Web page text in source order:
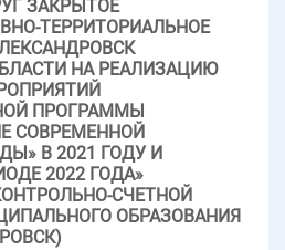
ЗАКРЫТОЕ
ТЕРРИТОРИАЛЬНОЕ
НА РЕАЛИЗАЦИЮ
ПРОГРАММЫ
СОВРЕМЕННОЙ
В 2021 ГОДУ И
2022 ГОДА»
СЧЕТНОЙ
ОБРАЗОВАНИЯ